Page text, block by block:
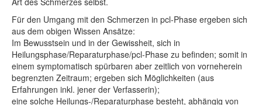
Für den Umgang mit den Schmerzen in pcl-Phase ergeben sich
aus dem obigen Wissen Ansätze:
Im Bewusstsein und in der Gewissheit, sich in
Heilungsphase/Reparaturphase/pcl-Phase zu befinden; somit in
einem symptomatisch spürbaren aber zeitlich von vorneherein
begrenzten Zeitraum; ergeben sich Möglichkeiten (aus
Erfahrungen inkl. jener der Verfasserin);
eine solche Heilungs-/Reparaturphase besteht, abhängig von